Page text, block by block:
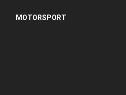
MOTORSPORT